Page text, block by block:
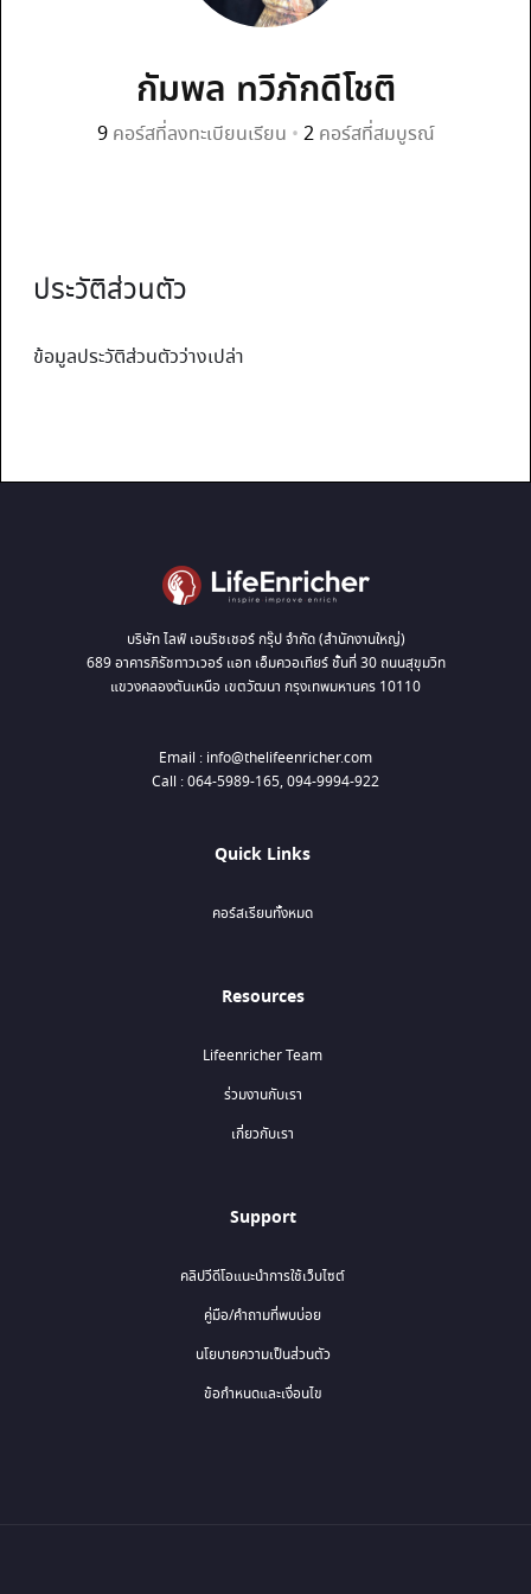
กัมพล ทวีภักดีโชติ
9คอร์สที่ลงทะเบียนเรียน • 2คอร์สที่สมบูรณ์
ประวัติส่วนตัว
ข้อมูลประวัติส่วนตัวว่างเปล่า
บริษัท ไลฟ์ เอนริชเชอร์ กรุ๊ป จำกัด (สำนักงานใหญ่)
689 อาคารภิรัชทาวเวอร์ แอท เอ็มควอเทียร์ ชั้นที่ 30 ถนนสุขุมวิท
แขวงคลองตันเหนือ เขตวัฒนา กรุงเทพมหานคร 10110
Email : info@thelifeenricher.com
Call : 064-5989-165, 094-9994-922
Quick Links
คอร์สเรียนทั้งหมด
Resources
Lifeenricher Team
ร่วมงานกับเรา
เกี่ยวกับเรา
Support
คลิปวีดีโอแนะนำการใช้เว็บไซต์
คู่มือ/คำถามที่พบบ่อย
นโยบายความเป็นส่วนตัว
ข้อกำหนดและเงื่อนไข